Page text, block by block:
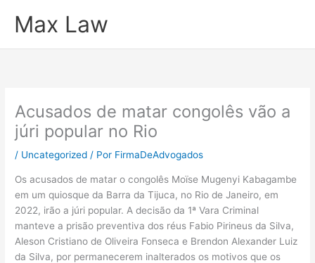
paraMax Law
Acusados de matar congolês vão a
júri popular no Rio
/ Uncategorized / Por FirmaDeAdvogados
Os acusados de matar o congolês Moïse Mugenyi Kabagambe
em um quiosque da Barra da Tijuca, no Rio de Janeiro, em
2022, irão a júri popular. A decisão da 1ª Vara Criminal
manteve a prisão preventiva dos réus Fabio Pirineus da Silva,
Aleson Cristiano de Oliveira Fonseca e Brendon Alexander Luiz
da Silva, por permanecerem inalterados os motivos que os